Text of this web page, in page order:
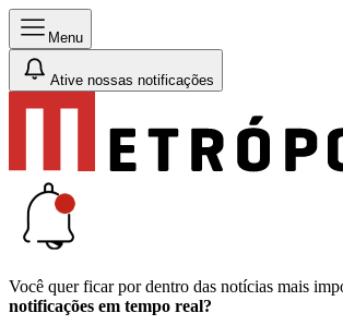
Menu
Ative nossas notificações
Você quer ficar por dentro das notícias mais
notificações em tempo real?